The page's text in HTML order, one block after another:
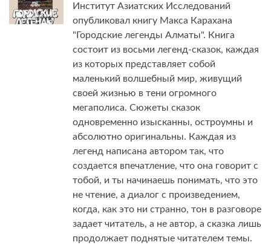
Институт Азиатских Исследований
опубликовал книгу Макса Карахана
"Городские легенды Алматы". Книга
состоит из восьми легенд-сказок, каждая
из которых представляет собой
маленький волшебный мир, живущий
своей жизнью в тени огромного
мегаполиса. Сюжеты сказок
одновременно изысканны, остроумны и
абсолютно оригинальны. Каждая из
легенд написана автором так, что
создается впечатление, что она говорит с
тобой, и ты начинаешь понимать, что это
не чтение, а диалог с произведением,
когда, как это ни странно, тон в разговоре
задает читатель, а не автор, а сказка лишь
продолжает поднятые читателем темы.